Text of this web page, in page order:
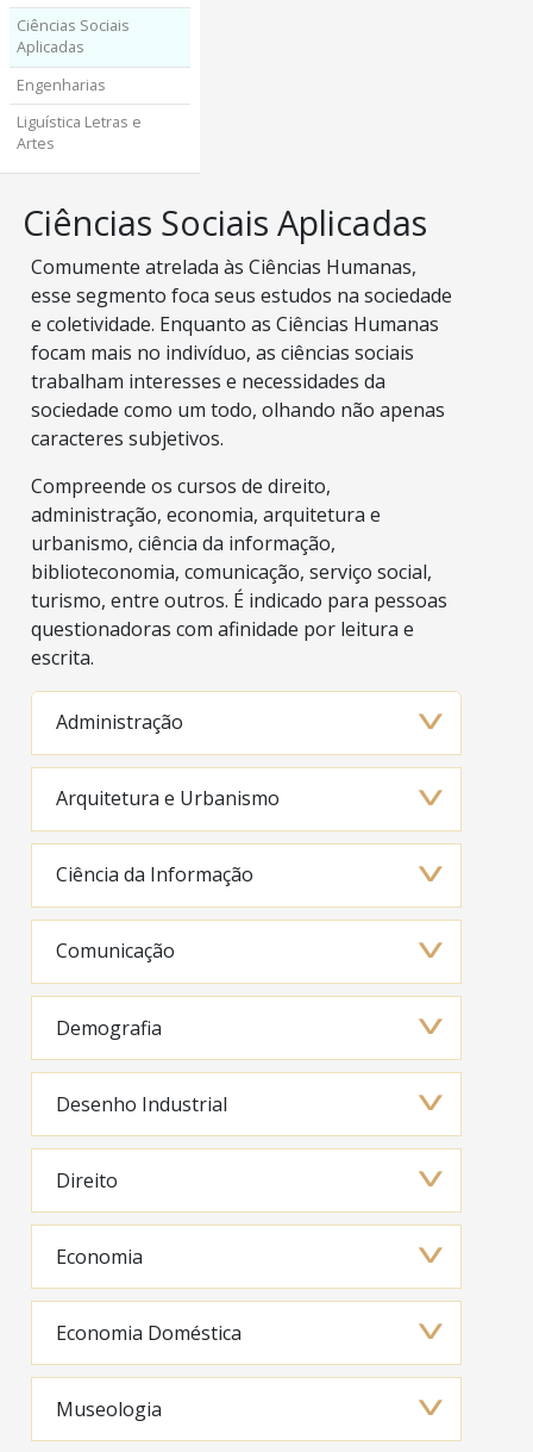
Ciências Sociais
Aplicadas
Engenharias
Liguística Letras e
Artes
Ciências Sociais Aplicadas
Comumente atrelada às Ciências Humanas,
esse segmento foca seus estudos na sociedade
e coletividade. Enquanto as Ciências Humanas
focam mais no indivíduo, as ciências sociais
trabalham interesses e necessidades da
sociedade como um todo, olhando não apenas
caracteres subjetivos.
Compreende os cursos de direito,
administração, economia, arquitetura e
urbanismo, ciência da informação,
biblioteconomia, comunicação, serviço social,
turismo, entre outros. É indicado para pessoas
questionadoras com afinidade por leitura e
escrita.
Administração
Arquitetura e Urbanismo
Ciência da Informação
Comunicação
Demografia
Desenho Industrial
Direito
Economia
Economia Doméstica
Museologia